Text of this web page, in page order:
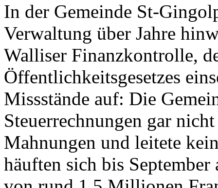
In der Gemeinde St-
Verwaltung über Jahre
Walliser Finanzkontrolle,
Öffentlichkeitsgesetzes
Missstände auf: Die
Steuerrechnungen gar
Mahnungen und leitete
häuften sich bis September